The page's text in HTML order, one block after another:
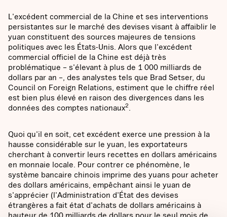
L'excédent commercial de la Chine et ses interventions
persistantes sur le marché des devises visant à affaiblir le
yuan constituent des sources majeures de tensions
politiques avec les États-Unis. Alors que l'excédent
commercial officiel de la Chine est déjà très
problématique – s'élevant à plus de 1 000 milliards de
dollars par an –, des analystes tels que Brad Setser, du
Council on Foreign Relations, estiment que le chiffre réel
est bien plus élevé en raison des divergences dans les
données des comptes nationaux2
Quoi qu'il en soit, cet excédent exerce une pression à la
hausse considérable sur le yuan, les exportateurs
cherchant à convertir leurs recettes en dollars américains
en monnaie locale. Pour contrer ce phénomène, le
système bancaire chinois imprime des yuans pour acheter
des dollars américains, empêchant ainsi le yuan de
s'apprécier (l'Administration d'État des devises
étrangères a fait état d'achats de dollars américains à
hauteur de 100 milliards de dollars pour le seul mois de